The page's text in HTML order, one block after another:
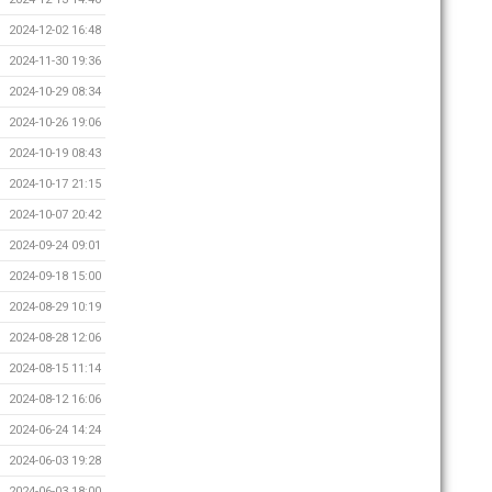
2024-12-02 16:48
2024-11-30 19:36
2024-10-29 08:34
2024-10-26 19:06
2024-10-19 08:43
2024-10-17 21:15
2024-10-07 20:42
2024-09-24 09:01
2024-09-18 15:00
2024-08-29 10:19
2024-08-28 12:06
2024-08-15 11:14
2024-08-12 16:06
2024-06-24 14:24
2024-06-03 19:28